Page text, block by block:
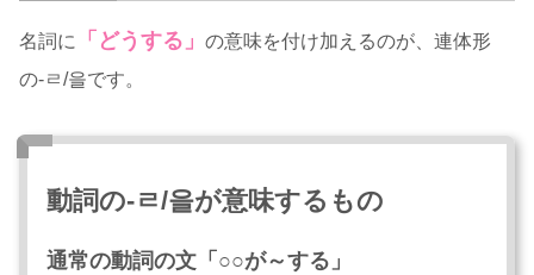
名詞に 「どうする」 の意味を付け加えるのが、連体形
の-ㄹ/을です。
動詞の-ㄹ/을が意味するもの
通常の動詞の文「○○が～する」